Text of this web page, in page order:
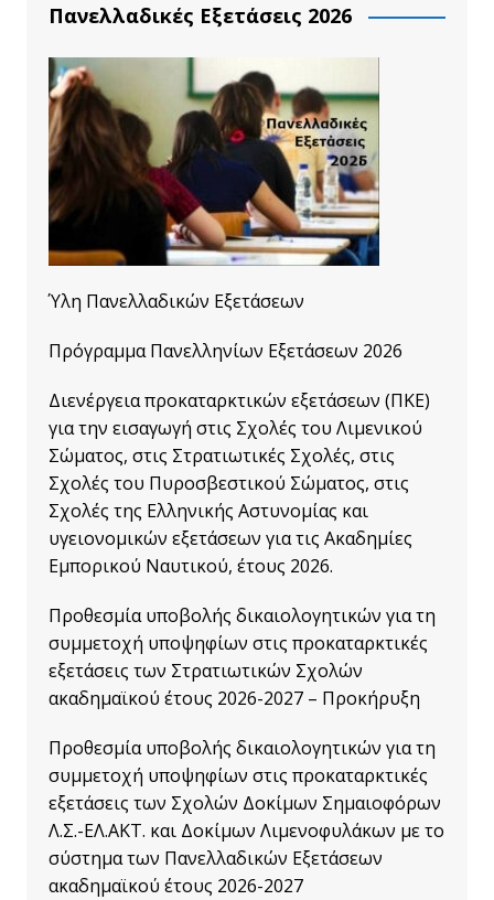
Πανελλαδικές Εξετάσεις 2026
Ύλη Πανελλαδικών Εξετάσεων
Πρόγραμμα Πανελληνίων Εξετάσεων 2026
Διενέργεια προκαταρκτικών εξετάσεων (ΠΚΕ)
για την εισαγωγή στις Σχολές του Λιμενικού
Σώματος, στις Στρατιωτικές Σχολές, στις
Σχολές του Πυροσβεστικού Σώματος, στις
Σχολές της Ελληνικής Αστυνομίας και
υγειονομικών εξετάσεων για τις Ακαδημίες
Εμπορικού Ναυτικού, έτους 2026.
Προθεσμία υποβολής δικαιολογητικών για τη
συμμετοχή υποψηφίων στις προκαταρκτικές
εξετάσεις των Στρατιωτικών Σχολών
ακαδημαϊκού έτους 2026-2027 – Προκήρυξη
Προθεσμία υποβολής δικαιολογητικών για τη
συμμετοχή υποψηφίων στις προκαταρκτικές
εξετάσεις των Σχολών Δοκίμων Σημαιοφόρων
Λ.Σ.-ΕΛ.ΑΚΤ. και Δοκίμων Λιμενοφυλάκων με το
σύστημα των Πανελλαδικών Εξετάσεων
ακαδημαϊκού έτους 2026-2027